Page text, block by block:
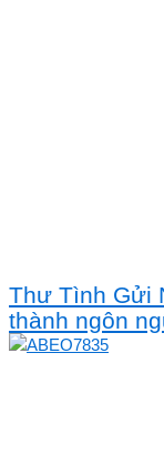
Thư Tình Gửi
thành ngôn